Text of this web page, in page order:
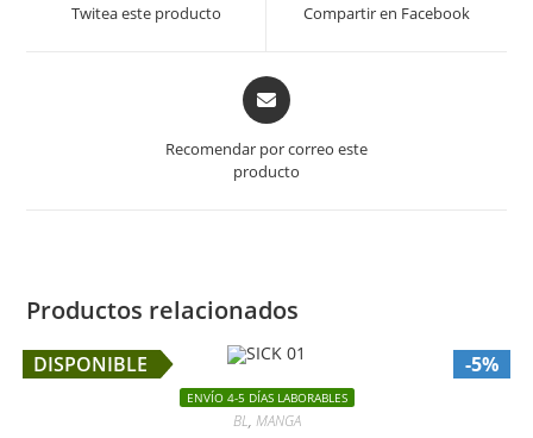
new
Twitea este producto
new
Compartir en Facebook
Opens
in
new
Recomendar por correo este
producto
Productos relacionados
DISPONIBLE -5%
ENVÍO 4-5 DÍAS LABORABLES
BL, MANGA